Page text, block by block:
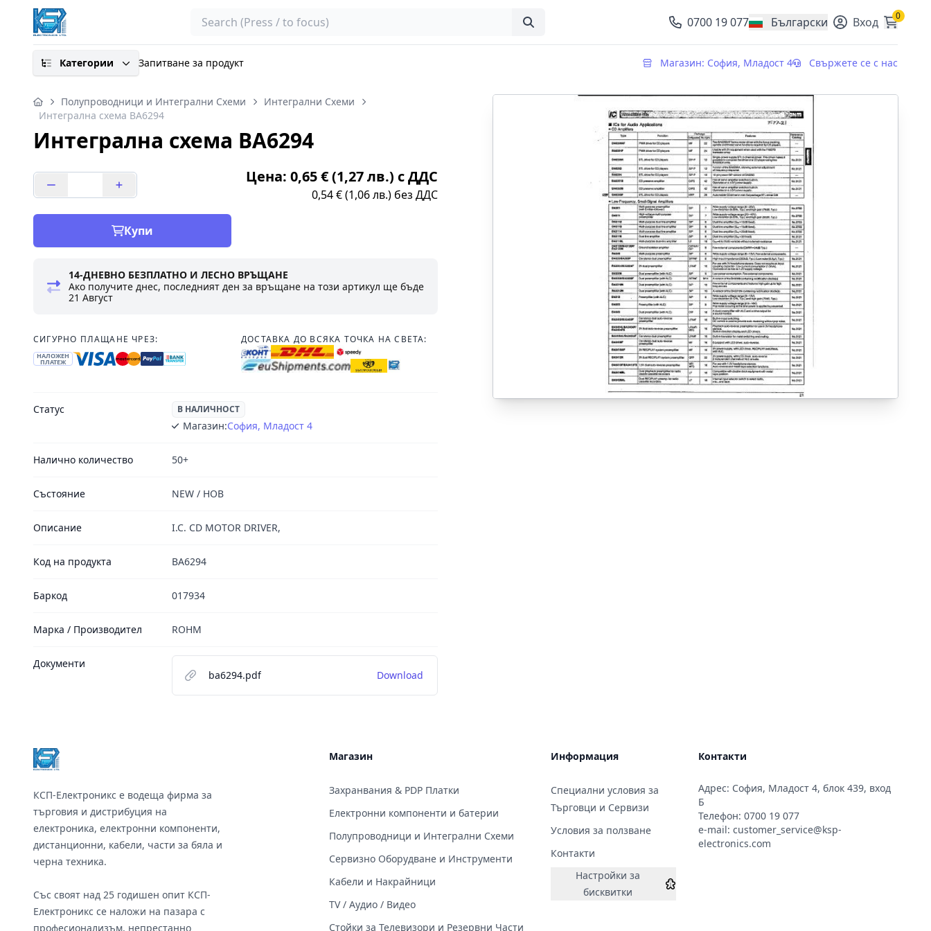
Search 0700 19 077 Български
, change currency Вход 0
Категории Запитване за продукт Магазин: София, Младост 4 Свържете се с нас
Полупроводници и Интегрални Схеми
Интегрални Схеми
Интегрална схема BA6294
Интегрална схема BA6294
Цена: 0,65 € (1,27 лв.) с ДДС
0,54 € (1,06 лв.) без ДДС
Купи
14-ДНЕВНО БЕЗПЛАТНО И ЛЕСНО ВРЪЩАНЕ
Ако получите днес, последният ден за връщане на този артикул ще бъде
21 Август
СИГУРНО ПЛАЩАНЕ ЧРЕЗ:
НАЛОЖЕН
ПЛАТЕЖ
ДОСТАВКА ДО ВСЯКА ТОЧКА НА СВЕТА:
Статус В НАЛИЧНОСТ
Магазин:София, Младост 4
Налично количество 50+
Състояние NEW / НОВ
Описание I.C. CD MOTOR DRIVER,
Код на продукта BA6294
Баркод 017934
Марка / Производител ROHM
Документи
ba6294.pdf
Download
КСП-Електроникс е водеща фирма за
търговия и дистрибуция на
електроника, електронни компоненти,
дистанционни, кабели, части за бяла и
черна техника.
Със своят над 25 годишен опит КСП-
Електроникс се наложи на пазара с
професионализъм, непрестанно
Магазин
Захранвания & PDP Платки
Електронни компоненти и батерии
Полупроводници и Интегрални Схеми
Сервизно Оборудване и Инструменти
Кабели и Накрайници
TV / Аудио / Видео
Стойки за Телевизори и Резервни Части
Информация
Специални условия за
Търговци и Сервизи
Условия за ползване
Контакти
Настройки за
бисквитки
Контакти
Адрес: София, Младост 4, блок 439, вход
Б
Телефон: 0700 19 077
e-mail: customer_service@ksp-
electronics.com